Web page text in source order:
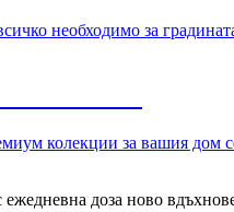
необходимо за
колекции за вашия дом
ежедневна доза ново